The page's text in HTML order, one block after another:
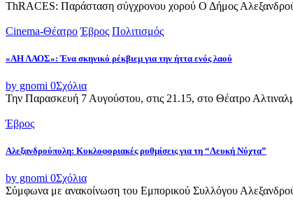
ThRACES: Παράσταση σύγχρονου χορού Ο Δήμος
Cinema-Θέατρο Έβρος Πολιτισμός
«ΑΗ ΛΑΟΣ»: Ένα σκηνικό ρέκβιεμ για την ήττα ενός λαού
by gnomi 0Σχόλια
Την Παρασκευή 7 Αυγούστου, στις 21.15, στο Θέατρο
Έβρος
Αλεξανδρούπολη: Κυκλοφοριακές ρυθμίσεις για τη “Λευκή Νύχτα”
by gnomi 0Σχόλια
Σύμφωνα με ανακοίνωση του Εμπορικού Συλλόγου